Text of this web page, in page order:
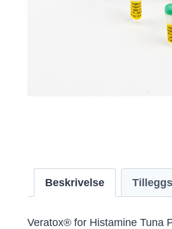
Beskrivelse
Veratox® for Histamine Tuna